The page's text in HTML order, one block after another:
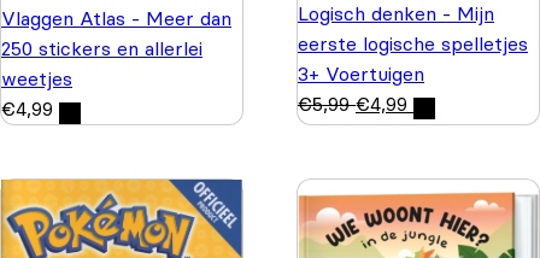
Vlaggen Atlas - Meer dan
250 stickers en allerlei
weetjes
€4,99
Logisch denken - Mijn
eerste logische spelletjes
3+ Voertuigen
€5,99 €4,99